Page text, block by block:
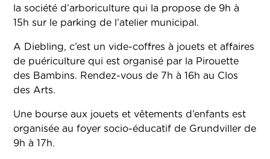
la société d’arboriculture qui la propose de 9h à
15h sur le parking de l’atelier municipal.
A Diebling, c’est un vide-coffres à jouets et affaires
de puériculture qui est organisé par la Pirouette
des Bambins. Rendez-vous de 7h à 16h au Clos
des Arts.
Une bourse aux jouets et vêtements d’enfants est
organisée au foyer socio-éducatif de Grundviller de
9h à 17h.